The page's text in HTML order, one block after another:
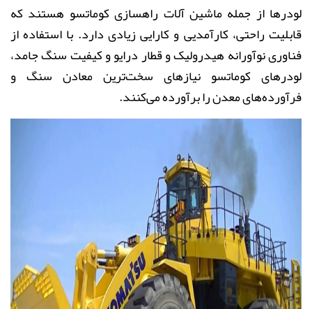
لودرها از جمله ماشین آلات راهسازی کوماتسو هستند که
قابلیت راحتی، کارآمدیی و کارایی زیادی دارد. با استفاده از
فناوری نوآورانه هیدرولیک و قطار درایو و کیفیت سنگ جامد،
لودرهای کوماتسو نیازهای سخت‌ترین معادن سنگ و
فرآورده‌های معدن را برآورده می‌کنند.